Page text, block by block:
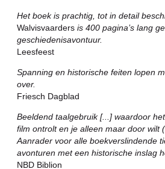
Het boek is prachtig, tot in detail
Walvisvaarders is 400 pagina’s lang
geschiedenisavontuur.
Leesfeest
Spanning en historische feiten lopen
over.
Friesch Dagblad
Beeldend taalgebruik [...] waardoor
film ontrolt en je alleen maar door wilt
Aanrader voor alle boekverslindende
avonturen met een historische inslag
NBD Biblion